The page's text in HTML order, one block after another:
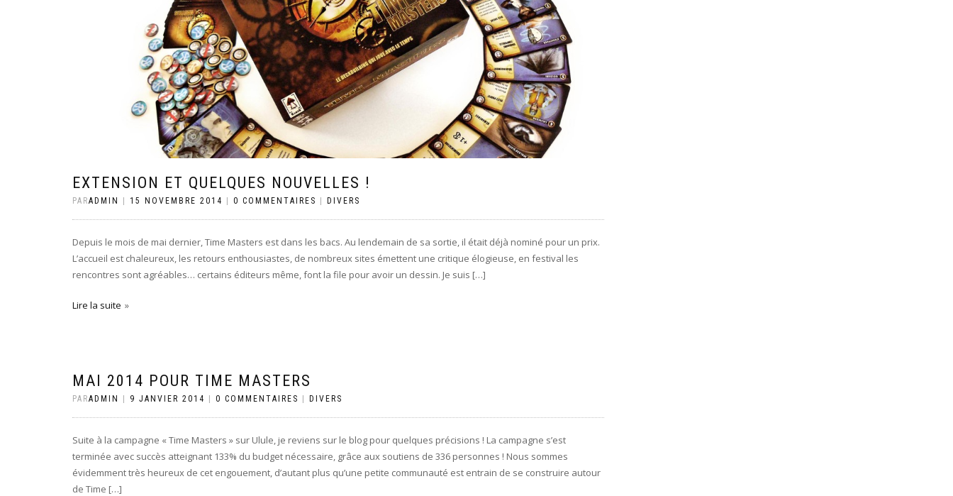
EXTENSION ET QUELQUES NOUVELLES !
PARADMIN | 15 NOVEMBRE 2014 | 0 COMMENTAIRES | DIVERS
Depuis le mois de mai dernier, Time Masters est dans les bacs. Au lendemain de sa sortie, il était déjà nominé pour un prix.
L’accueil est chaleureux, les retours enthousiastes, de nombreux sites émettent une critique élogieuse, en festival les
rencontres sont agréables… certains éditeurs même, font la file pour avoir un dessin. Je suis […]
Lire la suite
MAI 2014 POUR TIME MASTERS
PARADMIN | 9 JANVIER 2014 | 0 COMMENTAIRES | DIVERS
Suite à la campagne « Time Masters » sur Ulule, je reviens sur le blog pour quelques précisions ! La campagne s’est
terminée avec succès atteignant 133% du budget nécessaire, grâce aux soutiens de 336 personnes ! Nous sommes
évidemment très heureux de cet engouement, d’autant plus qu’une petite communauté est entrain de se construire autour
de Time […]